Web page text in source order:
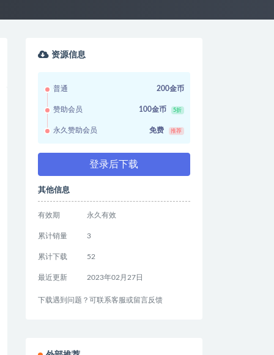
资源信息
普通 200金币
赞助会员 100金币 5折
永久赞助会员 免费 推荐
登录后下载
其他信息
有效期 永久有效
累计销量 3
累计下载 52
最近更新 2023年02月27日
下载遇到问题？可联系客服或留言反馈